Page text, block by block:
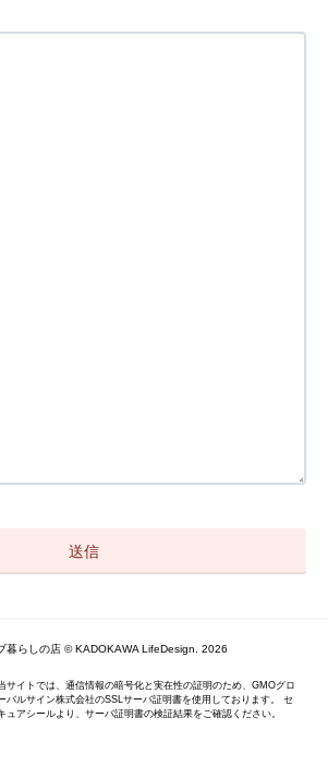
暮らしの店 © KADOKAWA LifeDesign. 2026
サイトでは、通信情報の暗号化と実在性の証明のため、GMOグロ
バルサイン株式会社のSSLサーバ証明書を使用しております。 セ
ュアシールより、サーバ証明書の検証結果をご確認ください。